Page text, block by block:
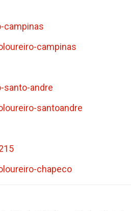
campinas
campinas
santo-andre
santoandre
chapeco